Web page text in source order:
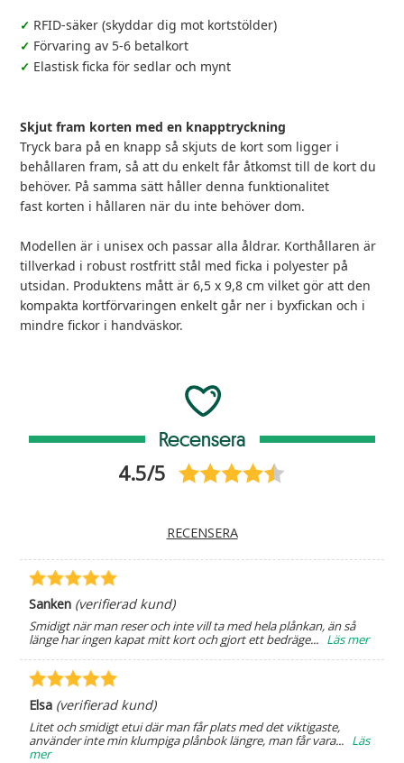
✓ RFID-säker (skyddar dig mot kortstölder)
✓ Förvaring av 5-6 betalkort
✓ Elastisk ficka för sedlar och mynt
Skjut fram korten med en knapptryckning
Tryck bara på en knapp så skjuts de kort som ligger i
behållaren fram, så att du enkelt får åtkomst till de kort du
behöver. På samma sätt håller denna funktionalitet
fast korten i hållaren när du inte behöver dom.
Modellen är i unisex och passar alla åldrar. Korthållaren är
tillverkad i robust rostfritt stål med ficka i polyester på
utsidan. Produktens mått är 6,5 x 9,8 cm vilket gör att den
kompakta kortförvaringen enkelt går ner i byxfickan och i
mindre fickor i handväskor.
Recensera
4.5/5
RECENSERA
Sanken (verifierad kund)
Smidigt när man reser och inte vill ta med hela plånkan, än så
länge har ingen kapat mitt kort och gjort ett bedräge... Läs mer
Elsa (verifierad kund)
Litet och smidigt etui där man får plats med det viktigaste,
använder inte min klumpiga plånbok längre, man får vara... Läs
mer